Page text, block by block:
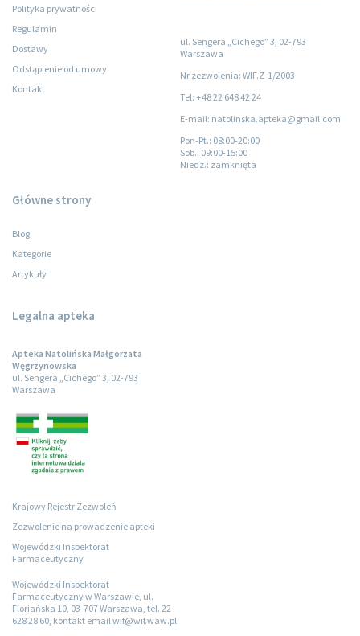
Polityka prywatności
Regulamin
Dostawy
Odstąpienie od umowy
Kontakt
ul. Sengera „Cichego” 3, 02-793
Warszawa
Nr zezwolenia: WIF.Z-1/2003
Tel: +48 22 648 42 24
E-mail: natolinska.apteka@gmail.com
Pon-Pt.: 08:00-20:00
Sob.: 09:00-15:00
Niedz.: zamknięta
Główne strony
Blog
Kategorie
Artykuły
Legalna apteka
Apteka Natolińska Małgorzata
Węgrzynowska
ul. Sengera „Cichego” 3, 02-793
Warszawa
Krajowy Rejestr Zezwoleń
Zezwolenie na prowadzenie apteki
Wojewódzki Inspektorat
Farmaceutyczny
Wojewódzki Inspektorat
Farmaceutyczny w Warszawie, ul.
Floriańska 10, 03-707 Warszawa, tel. 22
628 28 60, kontakt email wif@wif.waw.pl